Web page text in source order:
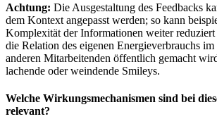
Achtung: Die Ausgestaltung des Feedbacks
dem Kontext angepasst werden; so kann
Komplexität der Informationen weiter
die Relation des eigenen Energieverbrauchs
anderen Mitarbeitenden öffentlich gemacht
lachende oder weindende Smileys.
Welche Wirkungsmechanismen sind bei
relevant?